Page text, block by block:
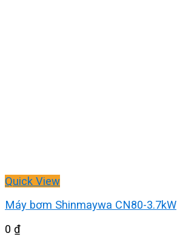
Quick View
Máy bơm Shinmaywa CN80-3.7kW
0 ₫